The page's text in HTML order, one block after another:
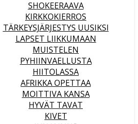
SHOKEERAAVA
KIRKKOKIERROS
TÄRKEYSJÄRJESTYS UUSIKSI
LAPSET LIIKKUMAAN
MUISTELEN
PYHIINVAELLUSTA
HIITOLASSA
AFRIKKA OPETTAA
MOITTIVA KANSA
HYVÄT TAVAT
KIVET